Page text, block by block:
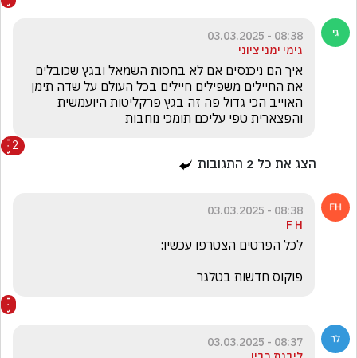
08:38 - 03.03.2025
גימי ימני ציוני
והפצארית טפי עליכם תומכי נוחבות
2
הצג את כל 2 התגובות
08:38 - 03.03.2025
F H
פוקוס חדשות בטלגר
08:37 - 03.03.2025